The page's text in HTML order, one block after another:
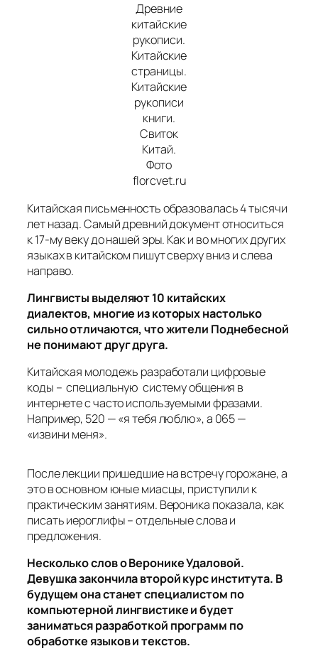
Древние
китайские
рукописи.
Китайские
страницы.
Китайские
рукописи
книги.
Свиток
Китай.
Фото
florcvet.ru
Китайская письменность образовалась 4 тысячи
лет назад. Самый древний документ относиться
к 17-му веку до нашей эры. Как и во многих других
языках в китайском пишут сверху вниз и слева
направо.
Лингвисты выделяют 10 китайских
диалектов, многие из которых настолько
сильно отличаются, что жители Поднебесной
не понимают друг друга.
Китайская молодежь разработали цифровые
коды – специальную систему общения в
интернете с часто используемыми фразами.
Например, 520 — «я тебя люблю», а 065 —
«извини меня».
После лекции пришедшие на встречу горожане, а
это в основном юные миасцы, приступили к
практическим занятиям. Вероника показала, как
писать иероглифы – отдельные слова и
предложения.
Несколько слов о Веронике Удаловой.
Девушка закончила второй курс института. В
будущем она станет специалистом по
компьютерной лингвистике и будет
заниматься разработкой программ по
обработке языков и текстов.